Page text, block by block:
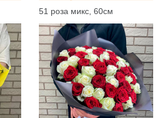
51 роза микс, 60см